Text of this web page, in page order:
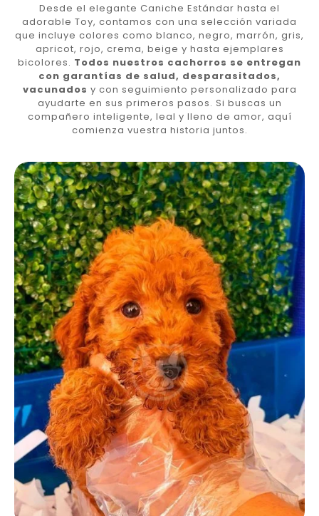
Desde el elegante Caniche Estándar hasta el
adorable Toy, contamos con una selección variada
que incluye colores como blanco, negro, marrón, gris,
apricot, rojo, crema, beige y hasta ejemplares
bicolores. Todos nuestros cachorros se entregan
con garantías de salud, desparasitados,
vacunados y con seguimiento personalizado para
ayudarte en sus primeros pasos. Si buscas un
compañero inteligente, leal y lleno de amor, aquí
comienza vuestra historia juntos.